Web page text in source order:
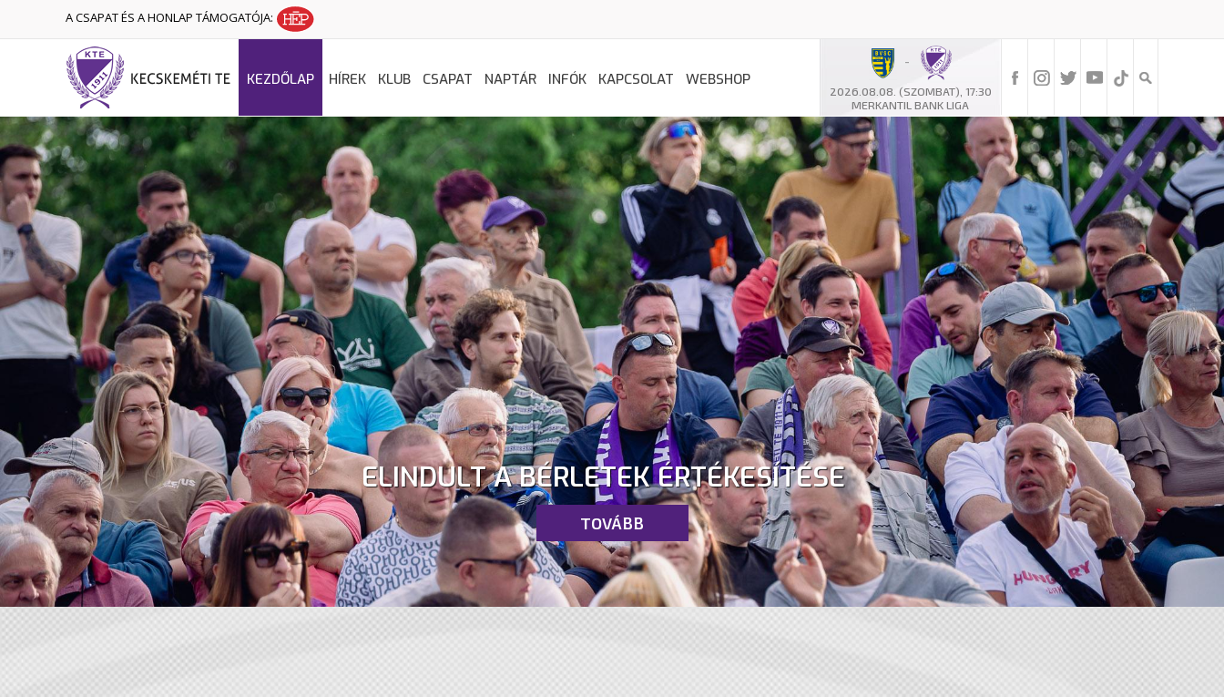
A CSAPAT ÉS A HONLAP TÁMOGATÓJA:
-
2026.08.08. (SZOMBAT), 17:30
MERKANTIL BANK LIGA
KEZDŐLAP HÍREK KLUB CSAPAT NAPTÁR INFÓK KAPCSOLAT WEBSHOP
ELINDULT A BÉRLETEK ÉRTÉKESÍTÉSE
TOVÁBB